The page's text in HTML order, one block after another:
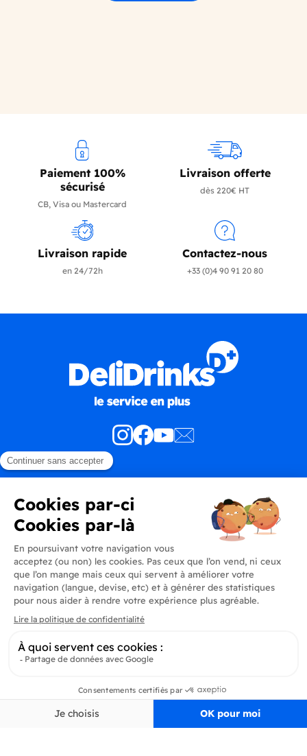
Paiement 100%
sécurisé
CB, Visa ou Mastercard
Livraison offerte
dès 220€ HT
Livraison rapide
en 24/72h
Contactez-nous
+33 (0)4 90 91 20 80
Produits
En savoir plus
Informations
Inscrivez-vous et soyez au courant de toutes les dernières nouveautés de
Delidrinks